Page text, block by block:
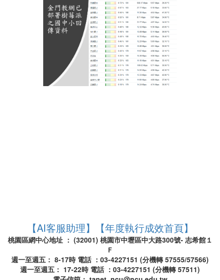
【AI客服助理】 【年度執行成效首頁】
桃園區網中心地址 ： (32001) 桃園市中壢區中大路300號- 志希館１
Ｆ
週一至週五： 8-17時 電話 ：03-4227151 (分機轉 57555/57566)
週一至週五： 17-22時 電話 ：03-4227151 (分機轉 57511)